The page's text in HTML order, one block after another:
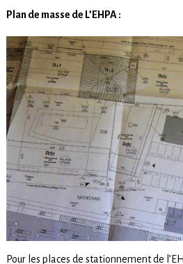
Plan de masse de L’EHPA :
Pour les places de stationnement de